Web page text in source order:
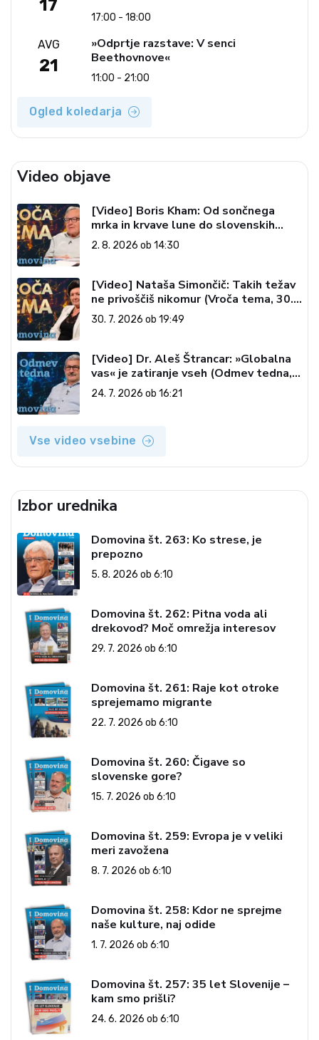
17
17:00 - 18:00
AVG
21
»Odprtje razstave: V senci
Beethovnove«
11:00 - 21:00
Ogled koledarja
Video objave
[Video] Boris Kham: Od sončnega
mrka in krvave lune do slovenskih
pečatov v vesolju (Vroča tema, 2. 8.
2026)
2. 8. 2026 ob 14:30
[Video] Nataša Simončič: Takih težav
ne privoščiš nikomur (Vroča tema, 30.
7. 2026)
30. 7. 2026 ob 19:49
[Video] Dr. Aleš Štrancar: »Globalna
vas« je zatiranje vseh (Odmev tedna,
24. 7. 2026)
24. 7. 2026 ob 16:21
Vse video vsebine
Izbor urednika
Domovina št. 263: Ko strese, je
prepozno
5. 8. 2026 ob 6:10
Domovina št. 262: Pitna voda ali
drekovod? Moč omrežja interesov
29. 7. 2026 ob 6:10
Domovina št. 261: Raje kot otroke
sprejemamo migrante
22. 7. 2026 ob 6:10
Domovina št. 260: Čigave so
slovenske gore?
15. 7. 2026 ob 6:10
Domovina št. 259: Evropa je v veliki
meri zavožena
8. 7. 2026 ob 6:10
Domovina št. 258: Kdor ne sprejme
naše kulture, naj odide
1. 7. 2026 ob 6:10
Domovina št. 257: 35 let Slovenije –
kam smo prišli?
24. 6. 2026 ob 6:10